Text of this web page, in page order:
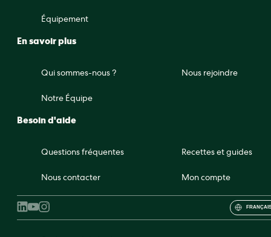
Équipement
En savoir plus
Qui sommes-nous ?
Notre Équipe
Nous rejoindre
Besoin d'aide
Questions fréquentes
Nous contacter
Recettes et guides
Mon compte